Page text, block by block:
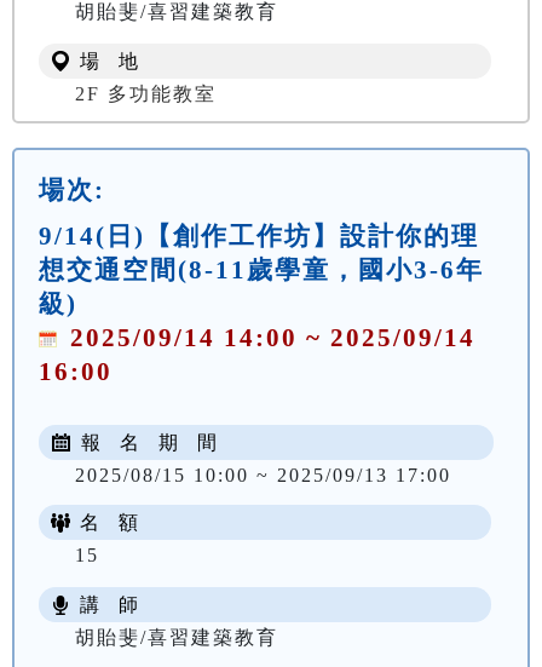
胡貽斐/喜習建築教育
場 地
2F 多功能教室
場次:
9/14(日)【創作工作坊】設計你的理
想交通空間(8-11歲學童，國小3-6年
級)
2025/09/14 14:00 ~ 2025/09/14
16:00
報 名 期 間
2025/08/15 10:00 ~ 2025/09/13 17:00
名 額
15
講 師
胡貽斐/喜習建築教育